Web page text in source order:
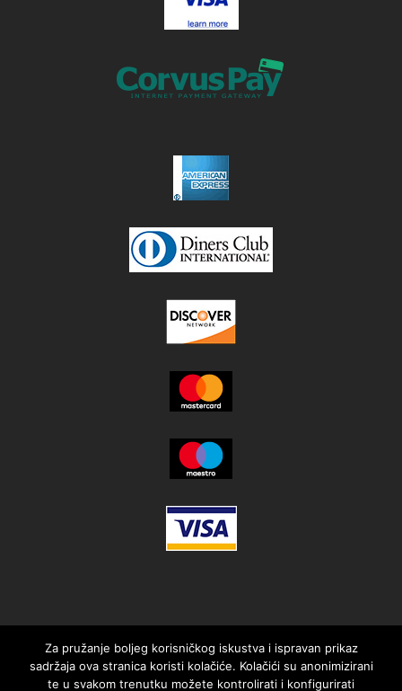
Za pružanje boljeg korisničkog iskustva i ispravan prikaz
sadržaja ova stranica koristi kolačiće. Kolačići su anonimizirani
te u svakom trenutku možete kontrolirati i konfigurirati